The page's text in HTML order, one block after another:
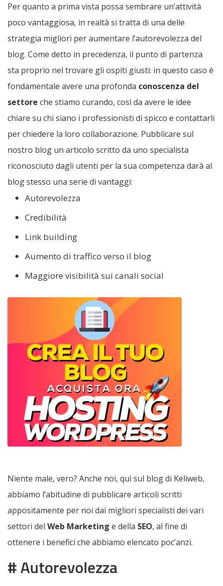
Per quanto a prima vista possa sembrare un’attività
poco vantaggiosa, in realtà si tratta di una delle
strategia migliori per aumentare l’autorevolezza del
blog. Come detto in precedenza, il punto di partenza
sta proprio nel trovare gli ospiti giusti: in questo caso è
fondamentale avere una profonda conoscenza del
settore che stiamo curando, così da avere le idee
chiare su chi siano i professionisti di spicco e contattarli
per chiedere la loro collaborazione. Pubblicare sul
nostro blog un articolo scritto da uno specialista
riconosciuto dagli utenti per la sua competenza darà al
blog stesso una serie di vantaggi:
Autorevolezza
Credibilità
Link building
Aumento di traffico verso il blog
Maggiore visibilità sui canali social
Niente male, vero? Anche noi, qui sul blog di Keliweb,
abbiamo l’abitudine di pubblicare articoli scritti
appositamente per noi dai migliori specialisti dei vari
settori del Web Marketing e della SEO, al fine di
ottenere i benefici che abbiamo elencato poc’anzi.
# Autorevolezza